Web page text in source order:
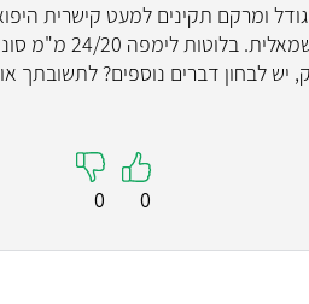
מ"מ., בקוטב
לבחון דברים נוספים? לתשובתך
0
0